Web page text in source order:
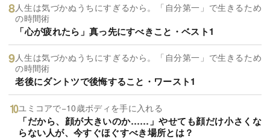
人生は気づかぬうちにすぎるから。「自分第一」で生きるため
の時間術
「心が疲れたら」真っ先にすべきこと・ベスト1
人生は気づかぬうちにすぎるから。「自分第一」で生きるため
の時間術
老後にダントツで後悔すること・ワースト1
ユミコアで−10歳ボディを手に入れる
「だから、顔が大きいのか……」やせても顔だけ小さくな
らない人が、今すぐほぐすべき場所とは？